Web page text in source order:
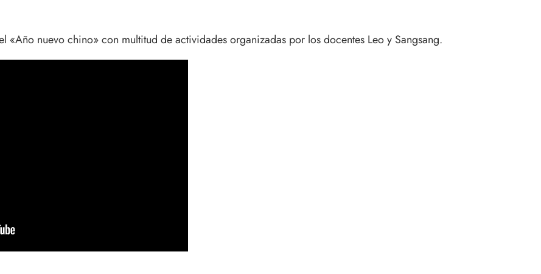
nuevo chino» con multitud de actividades organizadas por los docentes Leo y Sangsang.